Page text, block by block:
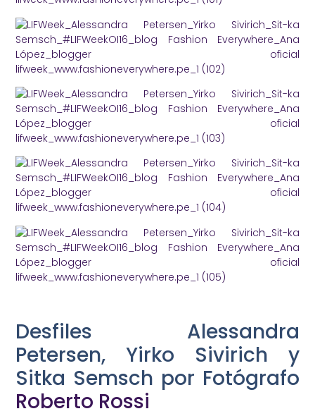
Desfiles Alessandra
Petersen, Yirko Sivirich y
Sitka Semsch por Fotógrafo
Roberto Rossi